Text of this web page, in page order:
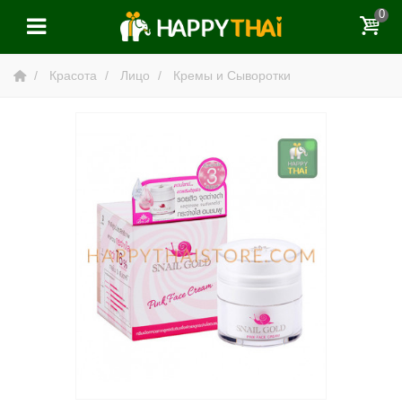
0
Красота Лицо Кремы и Сыворотки